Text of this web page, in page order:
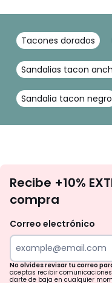
Tacones dorados
Sandalias tacon
Sandalia tacon negro
Recibe +10%
compra
Correo electrónico
No olvides revisar tu correo
aceptas recibir
darte de baja en cualquier